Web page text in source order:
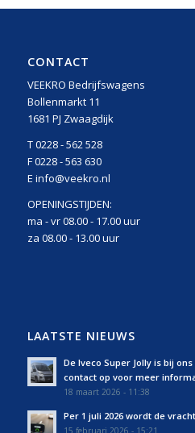
CONTACT
VEEKRO Bedrijfswagens
Bollenmarkt 11
1681 PJ Zwaagdijk
T 0228 - 562 528
F 0228 - 563 630
E info@veekro.nl
OPENINGSTIJDEN:
ma - vr 08.00 - 17.00 uur
za 08.00 - 13.00 uur
LAATSTE NIEUWS
De Iveco Super Jolly is bij
contact op voor meer
18 maart 2026 - 11:38
Per 1 juli 2026 wordt de
15 februari 2026 - 15:21